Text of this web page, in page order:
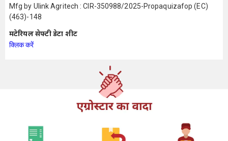
Mfg by Ulink Agritech : CIR-350988/2025-Propaquizafop (EC)
(463)-148
मटेरियल सेफ्टी डेटा शीट
क्लिक करें